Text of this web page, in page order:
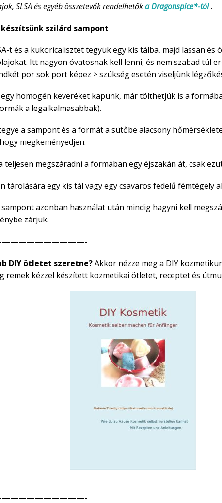
SLSA és egyéb összetevők rendelhetőka Dragonspice*-tól.
szilárd sampont
t és a kukoricalisztet tegyük egy kis tálba, majd lassan és
Itt nagyon óvatosnak kell lenni, és nem szabad túl
por sok port képez > szükség esetén viseljünk
homogén keveréket kapunk, már tölthetjük is a
a legalkalmasabbak).
a sampont és a formát a sütőbe alacsony
megkeményedjen.
teljesen megszáradni a formában egy éjszakán át, csak
tárolására egy kis tál vagy egy csavaros fedelű fémtégely
sampont azonban használat után mindig hagyni kell
zárjuk.
DIY ötletet szeretne?Akkor nézze meg a DIY
remek kézzel készített kozmetikai ötletet, receptet és